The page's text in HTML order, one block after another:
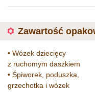
Zawartość
• Wózek dziecięcy
z ruchomym daszkiem
• Śpiworek, poduszka,
grzechotka i wózek